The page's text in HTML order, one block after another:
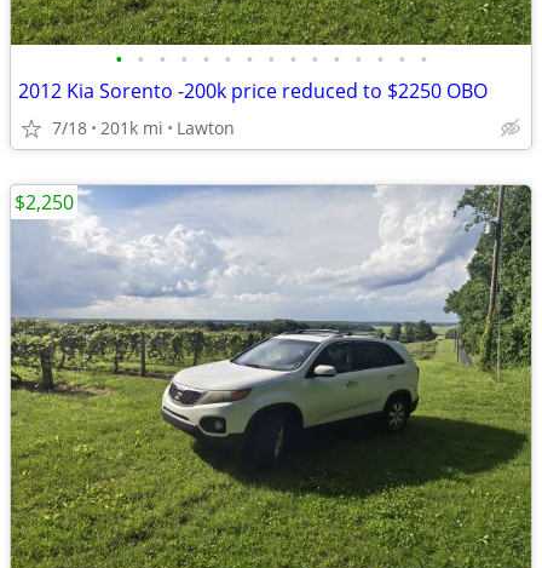
• • • • • • • • • • • • • • •
2012 Kia Sorento -200k price reduced to $2250 OBO
7/18 201k mi Lawton
$2,250